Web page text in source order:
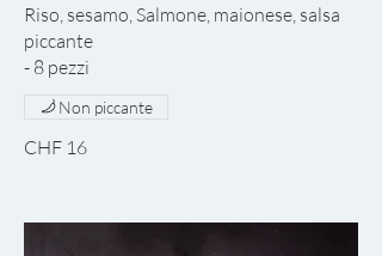
Riso, sesamo, Salmone, maionese, salsa
piccante
CHF 16
Non piccante